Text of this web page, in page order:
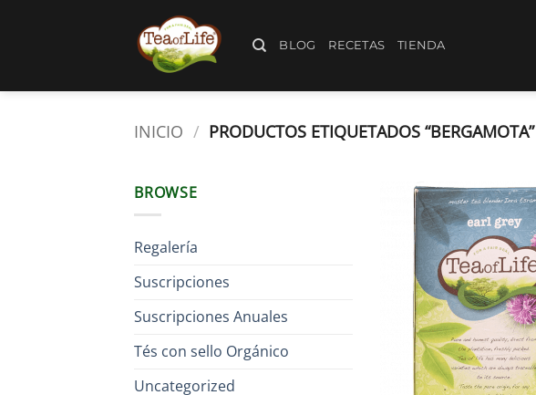
BLOG RECETAS TIENDA
INICIO / PRODUCTOS ETIQUETADOS “BERGAMOTA”
BROWSE
Regalería
Suscripciones
Suscripciones Anuales
Tés con sello Orgánico
Uncategorized